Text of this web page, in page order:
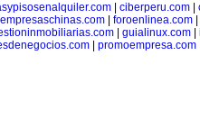
ciberperu.com
empresaschinas.com| foroenlinea.com|
| guialinux.com|
promoempresa.com